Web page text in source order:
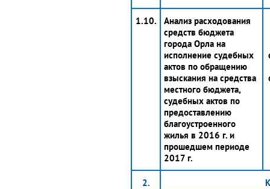
1.10.
Анализ расходования
средств бюджета
города Орла на
исполнение судебных
актов по обращению
взыскания на средства
местного бюджета,
судебных актов по
предоставлению
благоустроенного
жилья в 2016 г. и
прошедшем периоде
2017 г.
2.